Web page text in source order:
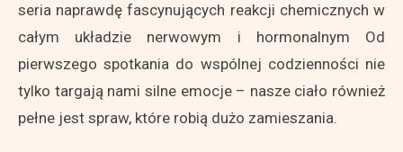
seria naprawdę fascynujących reakcji chemicznych w
całym układzie nerwowym i hormonalnym Od
pierwszego spotkania do wspólnej codzienności nie
tylko targają nami silne emocje – nasze ciało również
pełne jest spraw, które robią dużo zamieszania.